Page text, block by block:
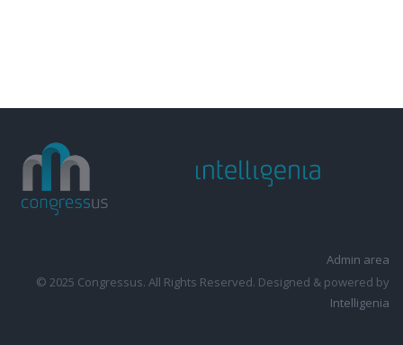
Admin area
© 2025 Congressus. All Rights Reserved. Designed & powered by
Intelligenia